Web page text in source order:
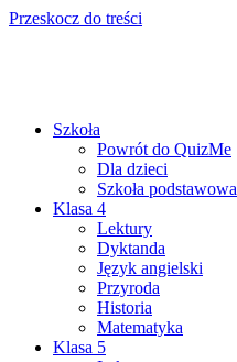
Przeskocz do treści
Szkoła
Powrót do QuizMe
Dla dzieci
Szkoła podstawowa
Klasa 4
Lektury
Dyktanda
Język angielski
Przyroda
Historia
Matematyka
Klasa 5